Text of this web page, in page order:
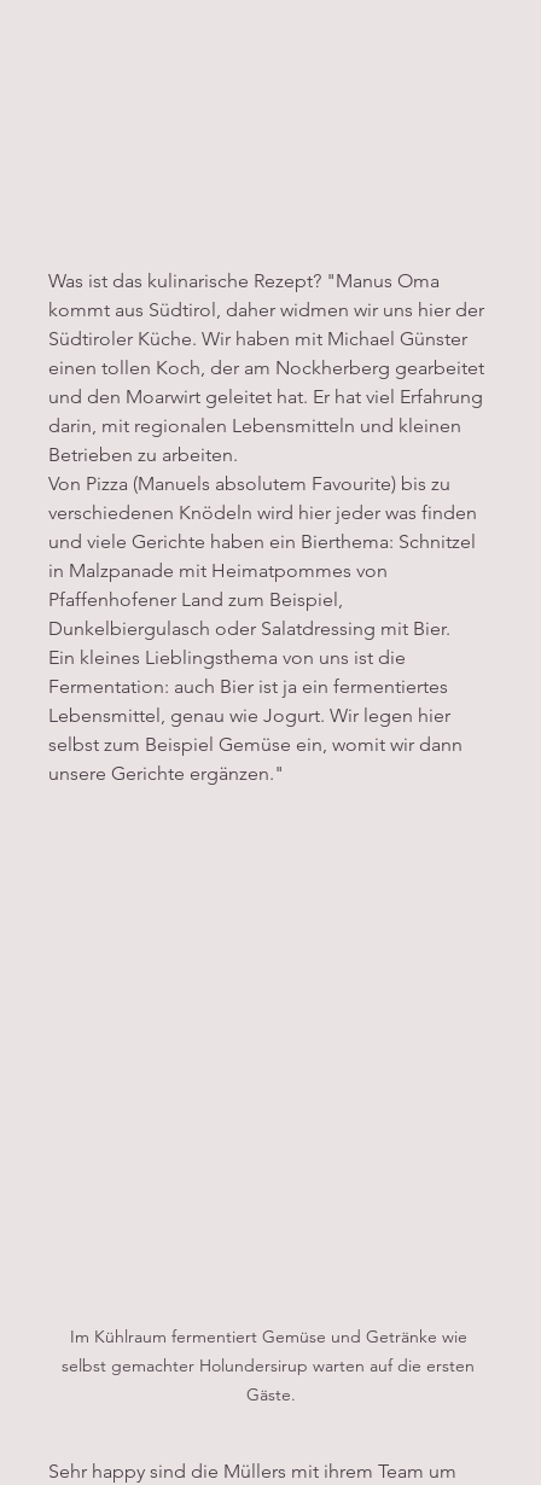
Was ist das kulinarische Rezept? "Manus Oma
kommt aus Südtirol, daher widmen wir uns hier der
Südtiroler Küche. Wir haben mit Michael Günster
einen tollen Koch, der am Nockherberg gearbeitet
und den Moarwirt geleitet hat. Er hat viel Erfahrung
darin, mit regionalen Lebensmitteln und kleinen
Betrieben zu arbeiten.
Von Pizza (Manuels absolutem Favourite) bis zu
verschiedenen Knödeln wird hier jeder was finden
und viele Gerichte haben ein Bierthema: Schnitzel
in Malzpanade mit Heimatpommes von
Pfaffenhofener Land zum Beispiel,
Dunkelbiergulasch oder Salatdressing mit Bier.
Ein kleines Lieblingsthema von uns ist die
Fermentation: auch Bier ist ja ein fermentiertes
Lebensmittel, genau wie Jogurt. Wir legen hier
selbst zum Beispiel Gemüse ein, womit wir dann
unsere Gerichte ergänzen."
Im Kühlraum fermentiert Gemüse und Getränke wie
selbst gemachter Holundersirup warten auf die ersten
Gäste.
Sehr happy sind die Müllers mit ihrem Team um